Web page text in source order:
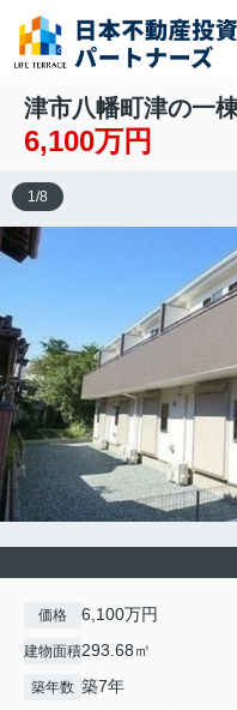
津市八幡町津の一
6,100万円
1 /8
価格 6,100万円
建物面積293.68㎡
築年数 築7年